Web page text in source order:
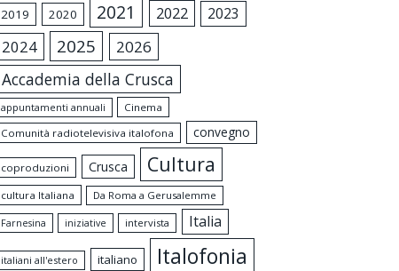
2019 2020 2021 2022 2023
2024 2025 2026
Accademia della Crusca
appuntamenti annuali
Cinema
Comunità radiotelevisiva italofona
convegno
coproduzioni Crusca Cultura
cultura Italiana Da Roma a Gerusalemme
Farnesina iniziative intervista Italia
italiani all'estero italiano Italofonia